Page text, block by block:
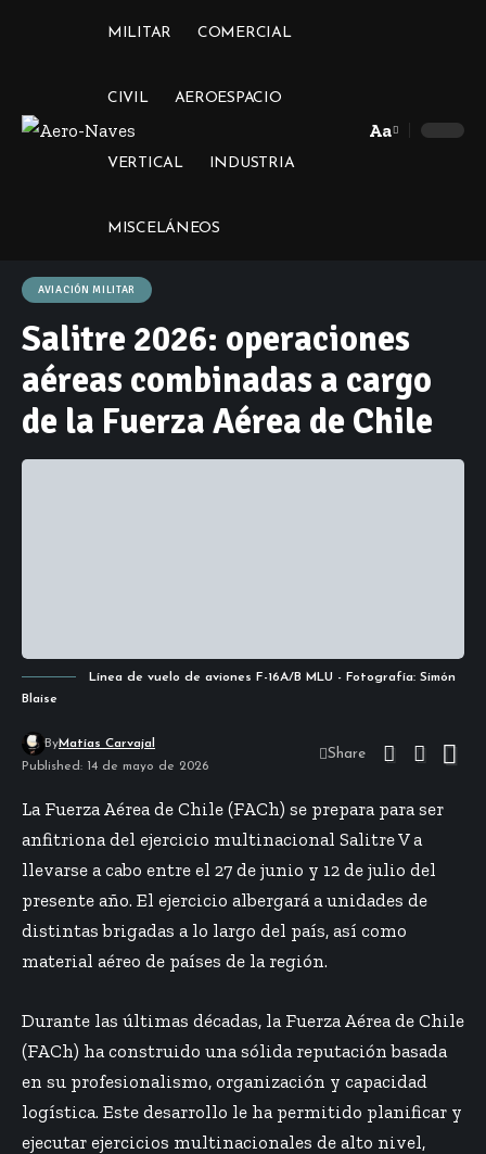
MILITAR COMERCIAL
CIVIL AEROESPACIO
VERTICAL INDUSTRIA
MISCELÁNEOS
Font
Aa
AVIACIÓN MILITAR
Salitre 2026: operaciones
aéreas combinadas a cargo
de la Fuerza Aérea de Chile
Línea de vuelo de aviones F-16A/B MLU - Fotografía: Simón
Blaise
ByMatías Carvajal
Published: 14 de mayo de 2026
Share
La Fuerza Aérea de Chile (FACh) se prepara para ser
anfitriona del ejercicio multinacional Salitre V a
llevarse a cabo entre el 27 de junio y 12 de julio del
presente año. El ejercicio albergará a unidades de
distintas brigadas a lo largo del país, así como
material aéreo de países de la región.
Durante las últimas décadas, la Fuerza Aérea de Chile
(FACh) ha construido una sólida reputación basada
en su profesionalismo, organización y capacidad
logística. Este desarrollo le ha permitido planificar y
ejecutar ejercicios multinacionales de alto nivel,